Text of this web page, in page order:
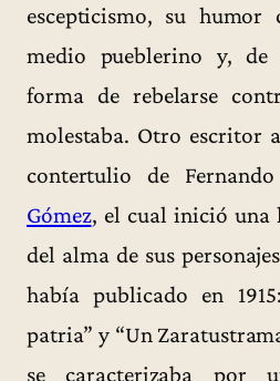
escepticismo, su
medio pueblerino y, de
forma de rebelarse
molestaba. Otro escritor
contertulio de
Gómez, el cual inició una
del alma de sus
había publicado en
patria” y “Un
se caracterizaba por